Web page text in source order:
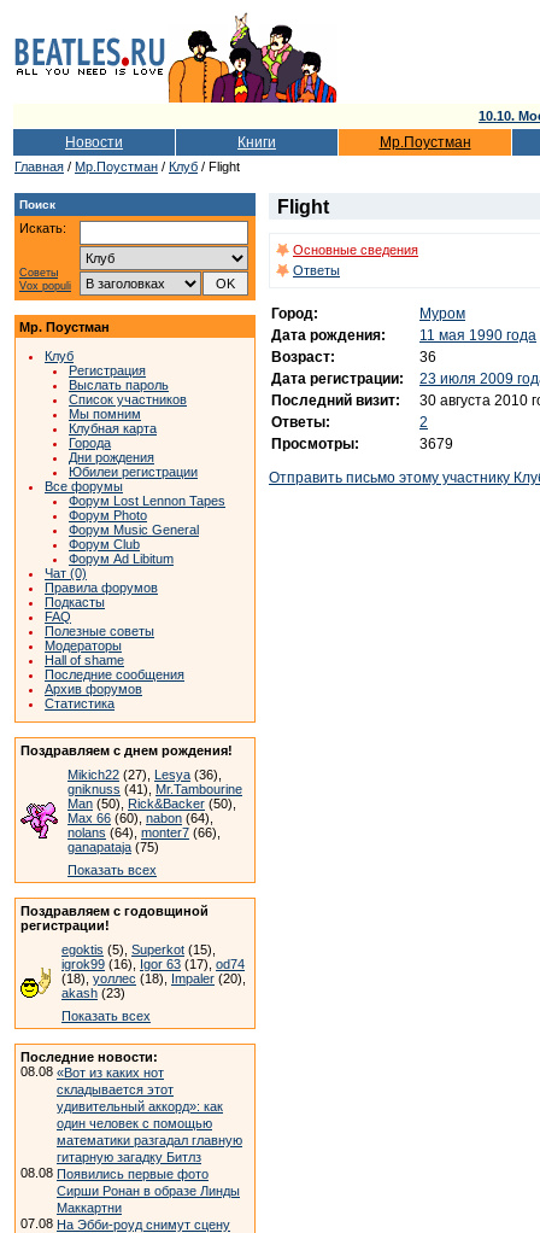
10.10.
Новости Книги Мр.Поустман
Главная / Мр.Поустман / Клуб / Flight
Поиск
Искать:
Советы
Vox populi
Мр. Поустман
Клуб
Регистрация
Выслать пароль
Список участников
Мы помним
Клубная карта
Города
Дни рождения
Юбилеи регистрации
Все форумы
Форум Lost Lennon Tapes
Форум Photo
Форум Music General
Форум Club
Форум Ad Libitum
Чат (0)
Правила форумов
Подкасты
FAQ
Полезные советы
Модераторы
Hall of shame
Последние сообщения
Архив форумов
Статистика
Поздравляем с днем рождения!
Mikich22 (27), Lesya (36),
gniknuss (41), Mr.Tambourine
Man (50), Rick&Backer (50),
Max 66 (60), nabon (64),
nolans (64), monter7 (66),
ganapataja (75)
Показать всех
Поздравляем с годовщиной
регистрации!
egoktis (5), Superkot (15),
igrok99 (16), Igor 63 (17), od74
(18), уоллес (18), Impaler (20),
akash (23)
Показать всех
Последние новости:
08.08 «Вот из каких нот
складывается этот
удивительный аккорд»: как
один человек с помощью
математики разгадал главную
гитарную загадку Битлз
08.08 Появились первые фото
Сирши Ронан в образе Линды
Маккартни
07.08 На Эбби-роуд снимут сцену
Flight
Основные сведения
Ответы
Город:
Муром
Дата рождения:
11 мая 1990 года
Возраст:
36
Дата регистрации:
23 июля 2009
Последний визит:
30 августа 2010
Ответы:
2
Просмотры:
3679
Отправить письмо этому участнику